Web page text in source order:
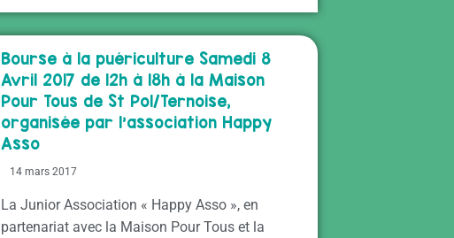
Bourse à la puériculture Samedi 8
Avril 2017 de 12h à 18h à la Maison
Pour Tous de St Pol/Ternoise,
organisée par l’association Happy
Asso
14 mars 2017
La Junior Association « Happy Asso », en
partenariat avec la Maison Pour Tous et la